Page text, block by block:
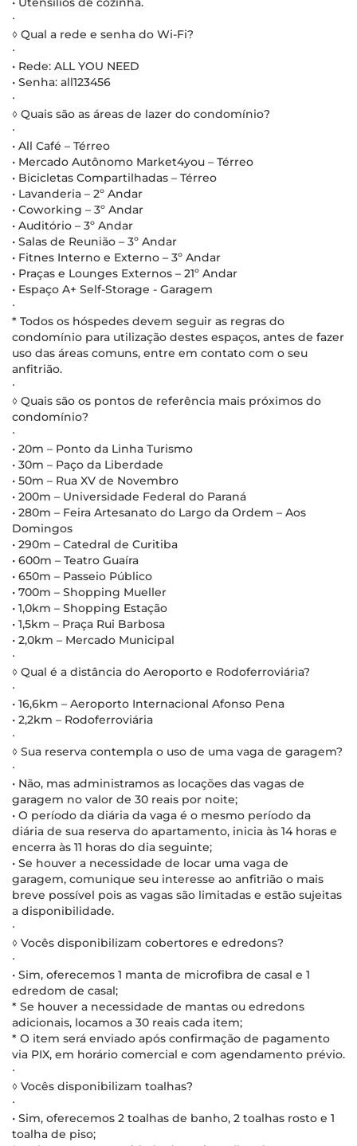
∙
◊ Qual a rede e senha do Wi-Fi?
∙
• Rede: ALL YOU NEED
• Senha: all123456
∙
◊ Quais são as áreas de lazer do condomínio?
∙
• All Café – Térreo
• Mercado Autônomo Market4you – Térreo
• Bicicletas Compartilhadas – Térreo
• Lavanderia – 2º Andar
• Coworking – 3º Andar
• Auditório – 3º Andar
• Salas de Reunião – 3º Andar
• Fitnes Interno e Externo – 3º Andar
• Praças e Lounges Externos – 21º Andar
• Espaço A+ Self-Storage - Garagem
∙
* Todos os hóspedes devem seguir as regras do
condomínio para utilização destes espaços, antes de fazer
uso das áreas comuns, entre em contato com o seu
anfitrião.
∙
◊ Quais são os pontos de referência mais próximos do
condomínio?
∙
• 20m – Ponto da Linha Turismo
• 30m – Paço da Liberdade
• 50m – Rua XV de Novembro
• 200m – Universidade Federal do Paraná
• 280m – Feira Artesanato do Largo da Ordem – Aos
Domingos
• 290m – Catedral de Curitiba
• 600m – Teatro Guaíra
• 650m – Passeio Público
• 700m – Shopping Mueller
• 1,0km – Shopping Estação
• 1,5km – Praça Rui Barbosa
• 2,0km – Mercado Municipal
∙
◊ Qual é a distância do Aeroporto e Rodoferroviária?
∙
• 16,6km – Aeroporto Internacional Afonso Pena
• 2,2km – Rodoferroviária
∙
◊ Sua reserva contempla o uso de uma vaga de garagem?
∙
• Não, mas administramos as locações das vagas de
garagem no valor de 30 reais por noite;
• O período da diária da vaga é o mesmo período da
diária de sua reserva do apartamento, inicia às 14 horas e
encerra às 11 horas do dia seguinte;
• Se houver a necessidade de locar uma vaga de
garagem, comunique seu interesse ao anfitrião o mais
breve possível pois as vagas são limitadas e estão sujeitas
a disponibilidade.
∙
◊ Vocês disponibilizam cobertores e edredons?
∙
• Sim, oferecemos 1 manta de microfibra de casal e 1
edredom de casal;
* Se houver a necessidade de mantas ou edredons
adicionais, locamos a 30 reais cada item;
* O item será enviado após confirmação de pagamento
via PIX, em horário comercial e com agendamento prévio.
∙
◊ Vocês disponibilizam toalhas?
∙
• Sim, oferecemos 2 toalhas de banho, 2 toalhas rosto e 1
toalha de piso;